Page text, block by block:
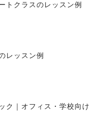
トクラスのレッスン例
レッスン例
ク｜オフィス・学校向け